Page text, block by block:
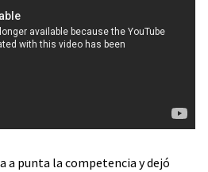
a punta la competencia y dejó